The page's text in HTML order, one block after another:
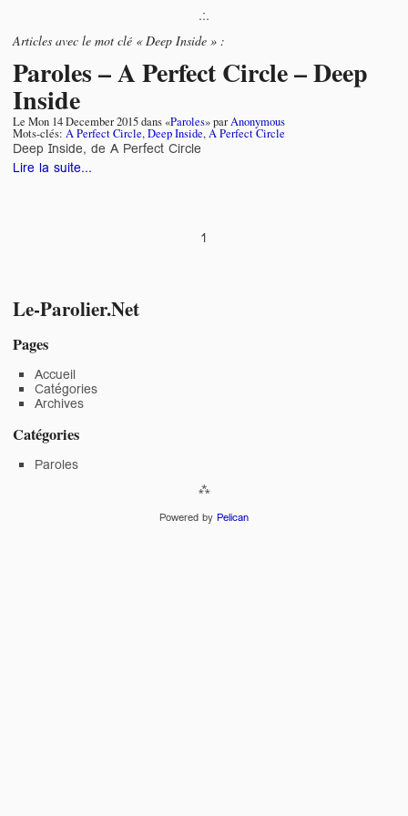
.:.
Articles avec le mot clé « Deep Inside » :
Paroles – A Perfect Circle – Deep
Inside
Le Mon 14 December 2015dans «Paroles» parAnonymous
Mots-clés: A Perfect Circle,Deep Inside,A Perfect Circle
Deep Inside, de A Perfect Circle
Lire la suite...
1
Le-Parolier.Net
Pages
Accueil
Catégories
Archives
Catégories
Paroles
Powered by Pelican